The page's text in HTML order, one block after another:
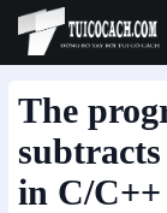
The
in C/C++